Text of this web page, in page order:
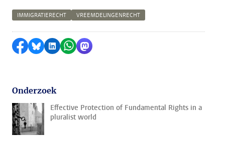
IMMIGRATIERECHT VREEMDELINGENRECHT
Delen op Facebook
Delen via Bluesky
Delen op LinkedIn
Delen via WhatsApp
Delen via Mastodon
Onderzoek
Effective Protection of Fundamental Rights in a
pluralist world